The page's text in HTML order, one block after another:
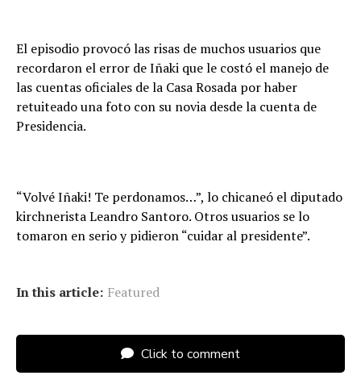
El episodio provocó las risas de muchos usuarios que
recordaron el error de Iñaki que le costó el manejo de
las cuentas oficiales de la Casa Rosada por haber
retuiteado una foto con su novia desde la cuenta de
Presidencia.
“Volvé Iñaki! Te perdonamos…”, lo chicaneó el diputado
kirchnerista Leandro Santoro. Otros usuarios se lo
tomaron en serio y pidieron “cuidar al presidente”.
In this article: Featured
Click to comment